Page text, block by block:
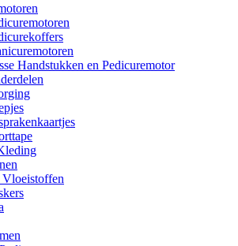
Handstukken en Pedicuremotor
Vloeistoffen